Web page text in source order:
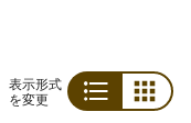
表示形式
を変更